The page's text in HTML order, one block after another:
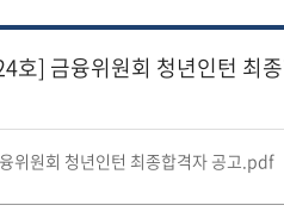
호] 금융위원회 청년인턴 최
위원회 청년인턴 최종합격자 공고.pdf